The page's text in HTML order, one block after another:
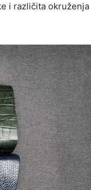
i različita okruženja